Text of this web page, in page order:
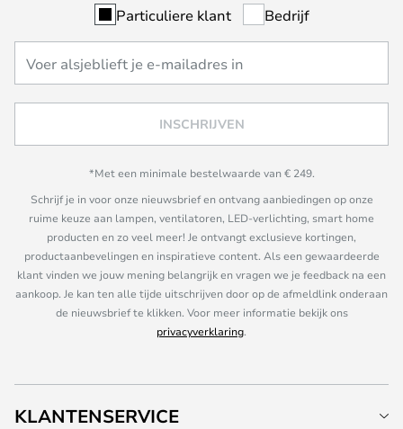
Particuliere klant Bedrijf
INSCHRIJVEN
*Met een minimale bestelwaarde van € 249.
Schrijf je in voor onze nieuwsbrief en ontvang aanbiedingen op onze
ruime keuze aan lampen, ventilatoren, LED-verlichting, smart home
producten en zo veel meer! Je ontvangt exclusieve kortingen,
productaanbevelingen en inspiratieve content. Als een gewaardeerde
klant vinden we jouw mening belangrijk en vragen we je feedback na een
aankoop. Je kan ten alle tijde uitschrijven door op de afmeldlink onderaan
de nieuwsbrief te klikken. Voor meer informatie bekijk ons
privacyverklaring.
KLANTENSERVICE